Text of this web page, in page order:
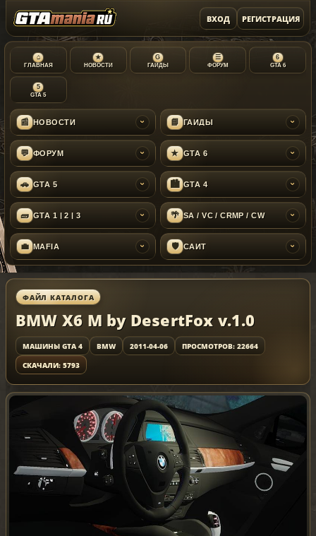
ВХОД РЕГИСТРАЦИЯ
⌂
ГЛАВНАЯ
★
НОВОСТИ
G
ГАЙДЫ
☰
ФОРУМ
6
GTA 6
5
GTA 5
📰 НОВОСТИ › 📘 ГАЙДЫ ›
💬 ФОРУМ › ★ GTA 6 ›
🚗 GTA 5 › 🏙 GTA 4 ›
🧱 GTA 1 | 2 | 3 › 🌴 SA / VC / CRMP / CW ›
💼 MAFIA › 🛡 САЙТ ›
ФАЙЛ КАТАЛОГА
BMW X6 M by DesertFox v.1.0
МАШИНЫ GTA 4 BMW 2011-04-06
ПРОСМОТРОВ: 22664
СКАЧАЛИ: 5793